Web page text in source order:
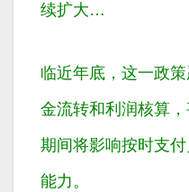
续扩大…
临近年底，这一政
金流转和利润核算
期间将影响按时支
能力。